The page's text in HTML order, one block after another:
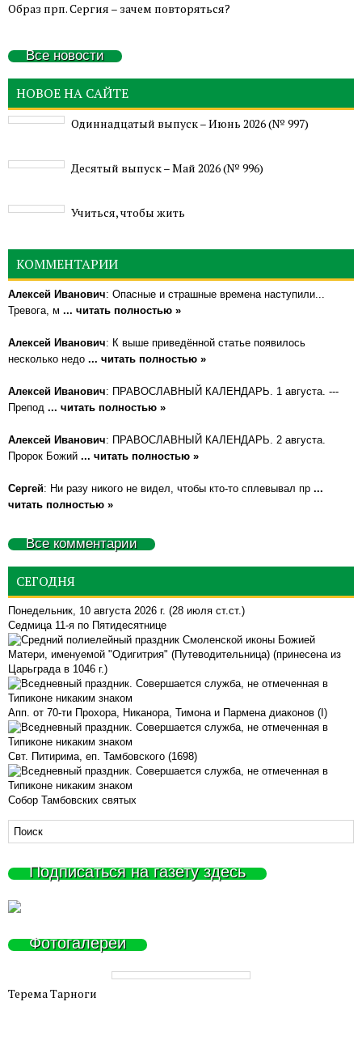
Образ прп. Сергия – зачем повторяться?
Все новости
НОВОЕ НА САЙТЕ
Одиннадцатый выпуск – Июнь 2026 (№ 997)
Деcятый выпуск – Май 2026 (№ 996)
Учиться, чтобы жить
КОММЕНТАРИИ
Алексей Иванович: Опасные и страшные времена наступили...
Тревога, м ... читать полностью »
Алексей Иванович: К выше приведённой статье появилось
несколько недо ... читать полностью »
Алексей Иванович: ПРАВОСЛАВНЫЙ КАЛЕНДАРЬ. 1 августа. ---
Препод ... читать полностью »
Алексей Иванович: ПРАВОСЛАВНЫЙ КАЛЕНДАРЬ. 2 августа.
Пророк Божий ... читать полностью »
Сергей: Ни разу никого не видел, чтобы кто-то сплевывал пр ...
читать полностью »
Все комментарии
СЕГОДНЯ
Понедельник, 10 августа 2026 г. (28 июля ст.ст.)
Седмица 11-я по Пятидесятнице
Смоленской иконы Божией
Матери, именуемой "Одигитрия" (Путеводительница) (принесена из
Царьграда в 1046 г.)
Апп. от 70-ти Прохора, Никанора, Тимона и Пармена диаконов (I)
Свт. Питирима, еп. Тамбовского (1698)
Собор Тамбовских святых
Подписаться на газету здесь
Фотогалереи
Терема Тарноги